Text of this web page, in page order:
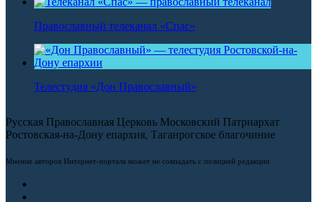
Православный телеканал «Спас»
Телестудия «Дон Православный»
Русская Православная Церковь Московский Патриархат
Ростовская-на-Дону епархия, Таганрогское благочиние
Мнение авторов Интернет-портала может не совпадать с позицией редакции